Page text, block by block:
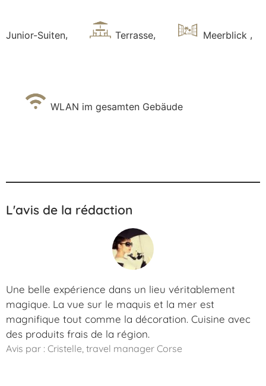
Junior-Suiten, Terrasse, Meerblick ,
WLAN im gesamten Gebäude
L'avis de la rédaction
Une belle expérience dans un lieu véritablement
magique. La vue sur le maquis et la mer est
magnifique tout comme la décoration. Cuisine avec
des produits frais de la région.
Avis par : Cristelle, travel manager Corse